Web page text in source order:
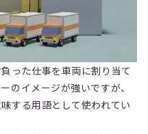
った仕事を車両に割り当て
のイメージが強いですが、
する用語として使われてい